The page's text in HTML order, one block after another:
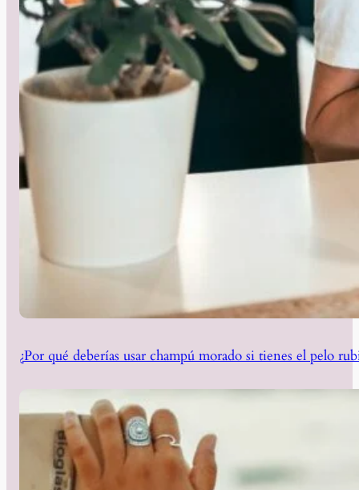
¿Por qué deberías usar champú morado si tienes el pelo